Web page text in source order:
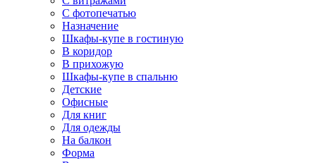
С фотопечатью
Назначение
Шкафы-купе в гостиную
В коридор
В прихожую
Шкафы-купе в спальню
Детские
Офисные
Для книг
Для одежды
На балкон
Форма